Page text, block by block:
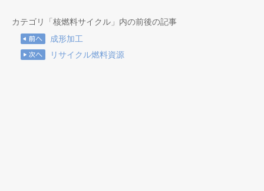
カテゴリ「核燃料サイクル」内の前後の記事
成形加工
リサイクル燃料資源